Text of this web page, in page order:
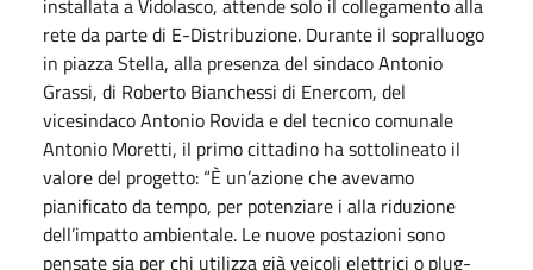
rete da parte di E-Distribuzione. Durante il sopralluogo
in piazza Stella, alla presenza del sindaco Antonio
Grassi, di Roberto Bianchessi di Enercom, del
vicesindaco Antonio Rovida e del tecnico comunale
Antonio Moretti, il primo cittadino ha sottolineato il
valore del progetto: “È un’azione che avevamo
pianificato da tempo, per potenziare i alla riduzione
dell’impatto ambientale. Le nuove postazioni sono
pensate sia per chi utilizza già veicoli elettrici o plug-